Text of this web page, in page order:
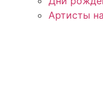
Артисты